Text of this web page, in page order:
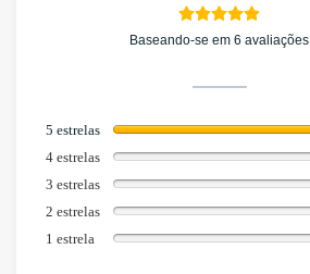
Baseando-se em 6 avaliações
5 estrelas
4 estrelas
3 estrelas
2 estrelas
1 estrela